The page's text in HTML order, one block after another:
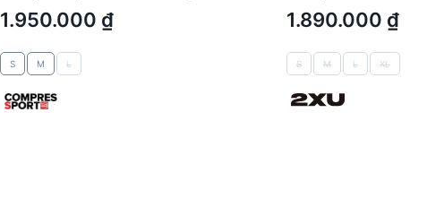
1.950.000 ₫
S M L
1.890.000 ₫
S M L XL